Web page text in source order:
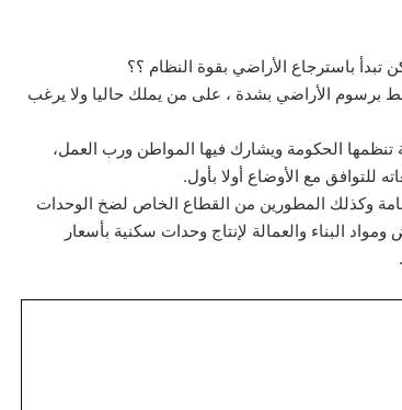
باسترجاع الأراضي بقوة النظام ؟؟
برسوم الأراضي بشدة ، على من يملك حاليا ولا يرغب
الحكومة ويشارك فيها المواطن ورب العمل،
للتوافق مع الأوضاع أولا بأول.
وكذلك المطورين من القطاع الخاص لضخ الوحدات
البناء والعمالة لإنتاج وحدات سكنية بأسعار